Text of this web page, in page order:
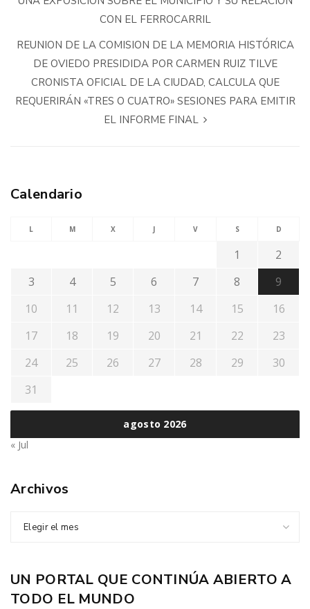
CON EL FERROCARRIL
REUNION DE LA COMISION DE LA MEMORIA HISTÓRICA
DE OVIEDO PRESIDIDA POR CARMEN RUIZ TILVE
CRONISTA OFICIAL DE LA CIUDAD, CALCULA QUE
REQUERIRÁN «TRES O CUATRO» SESIONES PARA EMITIR
EL INFORME FINAL
Calendario
agosto 2026
L M X J V S D
1
2
3
4 5 6 7 8
9
10
11 12 13 14 15
16
17
18 19 20 21 22
23
24
25 26 27 28 29
30
31
« Jul
Archivos
Elegir el mes
UN PORTAL QUE CONTINÚA ABIERTO A
TODO EL MUNDO